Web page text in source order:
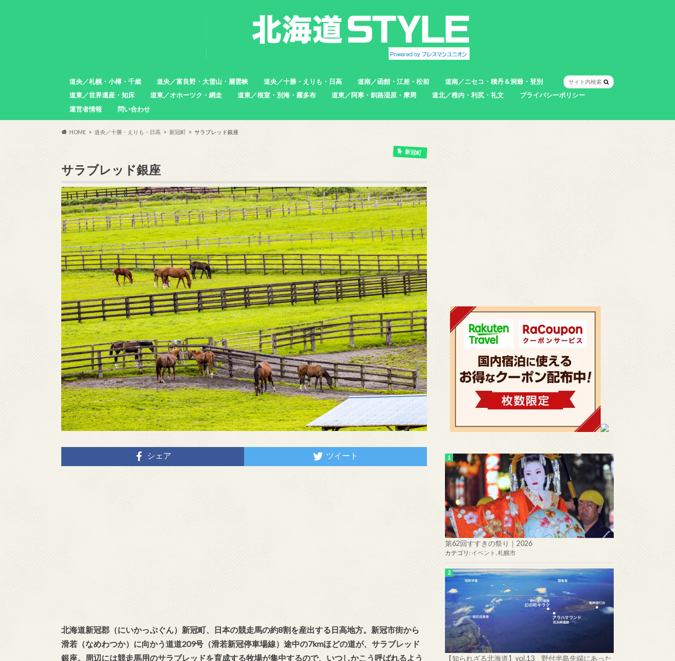
道央／札幌・小樽・千歳
札幌市
小樽市
石狩市
北広島市
恵庭市
千歳市
苫小牧市
道央／富良野・大雪山・層雲峡
中富良野町
東川町
沼田町
幌加内町
増毛町
道央／十勝・えりも・日高
帯広市
えりも町
新ひだか町
足寄町
道南／函館・江差・松前
函館市
北斗市
七飯町
松前町
江差町
上ノ国町
道南／ニセコ・積丹＆洞爺・登別
室蘭市
登別市
洞爺湖町
真狩村
共和町
壮瞥町
積丹町
神恵内村
道東／世界遺産・知床
羅臼町
斜里町
道東／オホーツク・網走 道東／根室・別海・霧多布 道東／阿寒・釧路湿原・摩周 道北／稚内・利尻・礼文
プライバシーポリシー
運営者情報
問い合わせ
HOME 道央／十勝・えりも・日高 新冠町 サラブレッド銀座
新冠町
サラブレッド銀座
シェア ツイート
北海道新冠郡（にいかっぷぐん）新冠町、日本の競走馬の約8割を産出する日高地方。新冠市街から
滑若（なめわつか）に向かう道道209号（滑若新冠停車場線）途中の7kmほどの道が、サラブレッド
銀座。周辺には競走馬用のサラブレッドを育成する牧場が集中するので、いつしかこう呼ばれるよう
第62回すすきの祭り｜2026
カテゴリ: イベント 札幌市
【知られざる北海道】vol.13 野付半島先端にあった